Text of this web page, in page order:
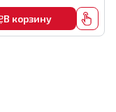
В корзину